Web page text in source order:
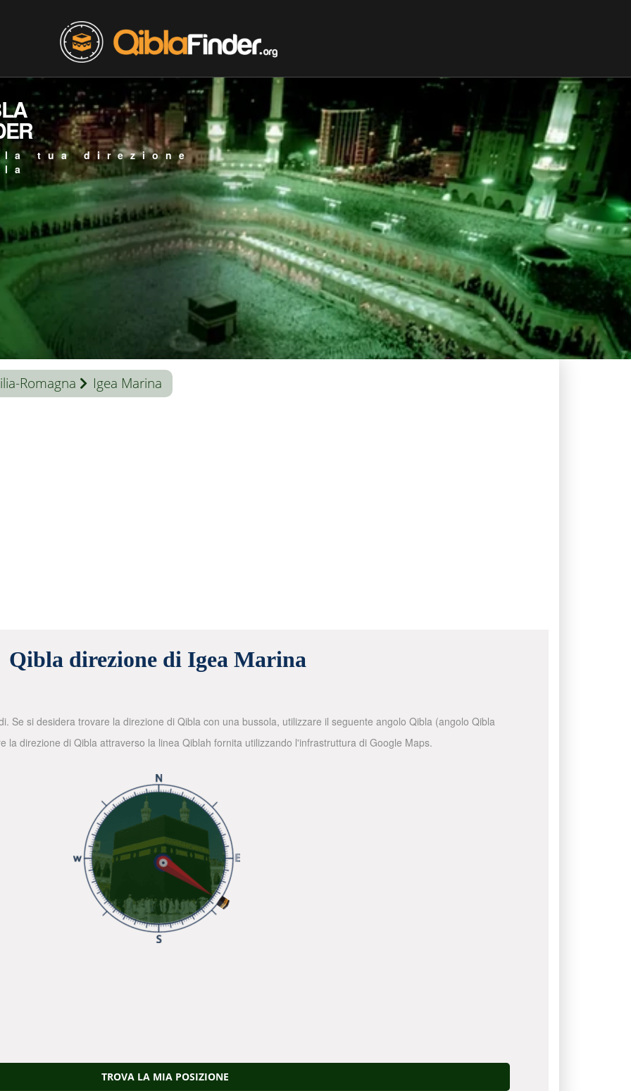
la tua direzione
Romagna Igea Marina
Qibla direzione di Igea Marina
Se si desidera trovare la direzione di Qibla con una bussola, utilizzare il seguente angolo Qibla (angolo Qibla
la direzione di Qibla attraverso la linea Qiblah fornita utilizzando l'infrastruttura di Google Maps.
TROVA LA MIA POSIZIONE